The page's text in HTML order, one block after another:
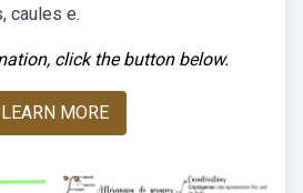
caules e.
click the button below.
LEARN MORE